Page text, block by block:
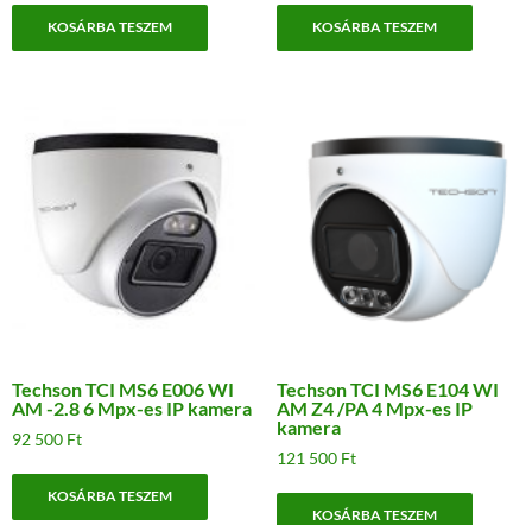
KOSÁRBA TESZEM KOSÁRBA TESZEM
Techson TCI MS6 E006 WI
AM -2.8 6 Mpx-es IP kamera
92 500 Ft
KOSÁRBA TESZEM
Techson TCI MS6 E104 WI
AM Z4 /PA 4 Mpx-es IP
kamera
121 500 Ft
KOSÁRBA TESZEM